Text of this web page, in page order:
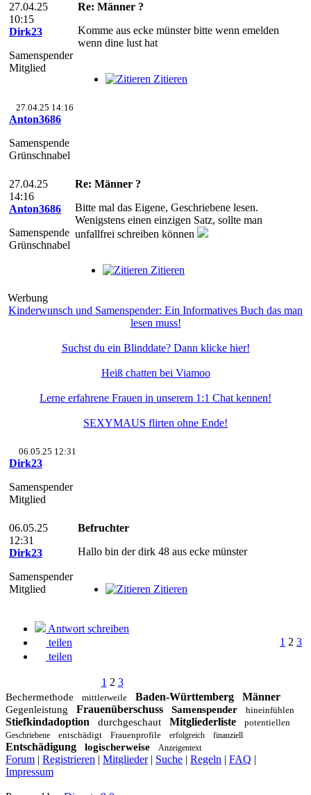
27.04.25
10:15
Dirk23
Samenspender
Mitglied
Re: Männer ?
Komme aus ecke münster bitte wenn emelden
wenn dine lust hat
Zitieren
27.04.25 14:16
Anton3686
Samenspende
Grünschnabel
27.04.25
14:16
Anton3686
Samenspende
Grünschnabel
Re: Männer ?
Bitte mal das Eigene, Geschriebene lesen.
Wenigstens einen einzigen Satz, sollte man
unfallfrei schreiben können
Zitieren
Werbung
Kinderwunsch und Samenspender: Ein Informatives Buch das man
lesen muss!
Suchst du ein Blinddate? Dann klicke hier!
Heiß chatten bei Viamoo
Lerne erfahrene Frauen in unserem 1:1 Chat kennen!
SEXYMAUS flirten ohne Ende!
06.05.25 12:31
Dirk23
Samenspender
Mitglied
06.05.25
12:31
Dirk23
Samenspender
Mitglied
Befruchter
Hallo bin der dirk 48 aus ecke münster
Zitieren
Antwort schreiben
teilen
teilen
1 2 3
1 2 3
Bechermethode mittlerweile Baden-Württemberg Männer
Gegenleistung Frauenüberschuss Samenspender hineinfühlen
Stiefkindadoption durchgeschaut Mitgliederliste potentiellen
Geschriebene entschädigt Frauenprofile erfolgreich finanziell
Entschädigung logischerweise Anzeigentext
Forum | Registrieren | Mitglieder| Suche | Regeln | FAQ |
Impressum